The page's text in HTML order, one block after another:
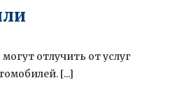
отлучить от услуг
[...]